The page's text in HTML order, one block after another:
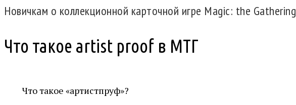
Новичкам о коллекционной карточной игре Magic: the Gathering
Что такое artist proof в МТГ
Что такое «артистпруф»?